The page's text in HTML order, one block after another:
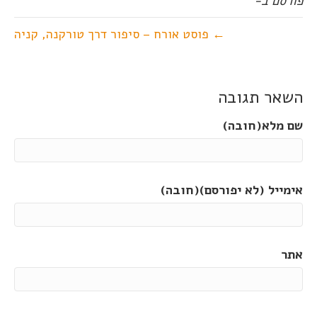
← פוסט אורח – סיפור דרך טורקנה, קניה
השאר תגובה
שם מלא(חובה)
אימייל (לא יפורסם)(חובה)
אתר